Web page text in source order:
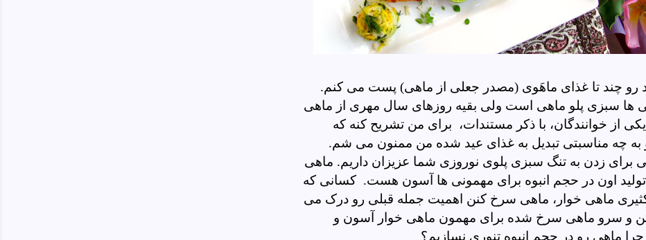
رو چند تا غذای ماهَوی (مصدر جعلی از ماهی) پست می کنم.
ها سبزی پلو ماهی است ولی بقیه روزهای سال مهری از ماهی
یکی از خوانندگان، با ذکر مستندات، برای من تشریح کنه که
چه مناسبتی تبدیل به غذای عید شده من ممنون می شم.
برای زدن به تنگ سبزی پلوی نوروزی شما عزیزان داریم. ماهی
اون در حجم انبوه برای مهمونی ها آسون هست. کسانی که
کثیری ماهی خوار، ماهی سرخ کنن اهمیت جمله قبلی رو درک می
و سرو ماهی سرخ شده برای مهمون ماهی خوار
آسون و